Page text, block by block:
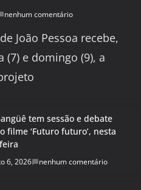
nenhum comentário
João Pessoa recebe,
(7) e domingo (9), a
tem sessão e debate
filme ‘Futuro futuro’, nesta
6, 2026 nenhum comentário